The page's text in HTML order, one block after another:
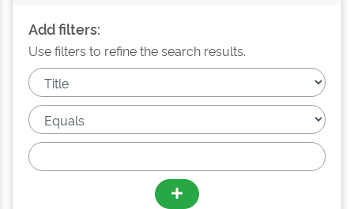
Add filters:
Use filters to refine the search results.